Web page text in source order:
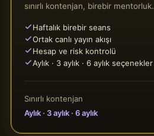
sınırlı kontenjan, birebir mentorluk.
Haftalık birebir seans
Ortak canlı yayın akışı
Hesap ve risk kontrolü
Aylık · 3 aylık · 6 aylık seçenekler
Sınırlı kontenjan
Aylık · 3 aylık · 6 aylık